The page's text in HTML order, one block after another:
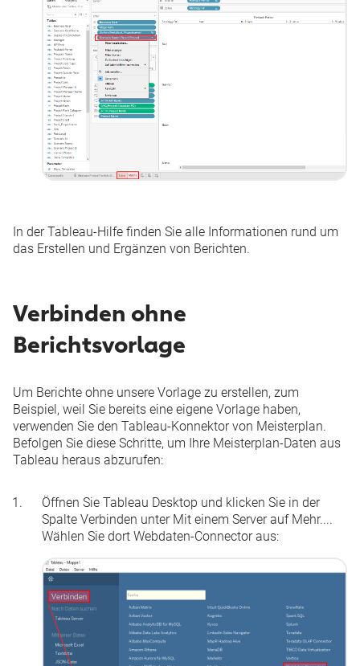
In derTableau-Hilfe finden Sie alle Informationen rund um
das Erstellen und Ergänzen von Berichten.
Verbinden ohne
Berichtsvorlage
Um Berichte ohne unsere Vorlage zu erstellen, zum
Beispiel, weil Sie bereits eine eigene Vorlage haben,
verwenden Sie den Tableau-Konnektor von Meisterplan.
Befolgen Sie diese Schritte, um Ihre Meisterplan-Daten aus
Tableau heraus abzurufen:
Öffnen Sie Tableau Desktop und klicken Sie in der
Spalte Verbinden unter Mit einem Serverauf Mehr....
Wählen Sie dort Webdaten-Connectoraus: